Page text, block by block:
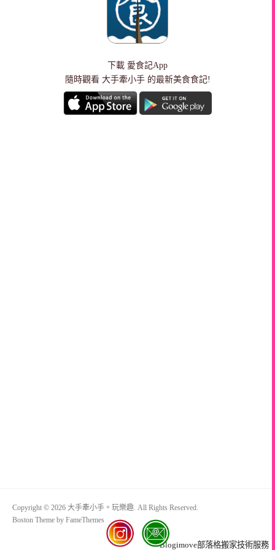
下載 愛食記App
隨時觀看 大手牽小手 的最新美食食記!
Copyright © 2026 大手牽小手。玩樂趣. All Rights Reserved.
Boston Theme by FameThemes
Blogimove部落格搬家技術服務